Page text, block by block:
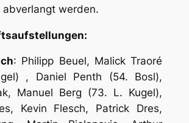
abverlangt werden.
: Philipp Beuel, Malick Traoré
, Daniel Penth (54. Bosl),
Manuel Berg (73. L. Kugel),
Kevin Flesch, Patrick Dres,